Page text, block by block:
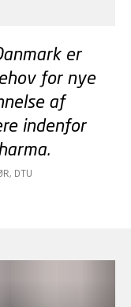
er
for nye
af
indenfor
DTU